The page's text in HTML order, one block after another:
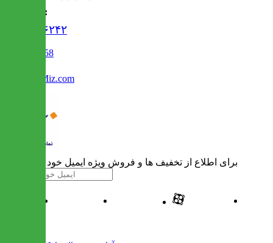
تماس با ما :
۰۲۱۹۱۳۰۶۲۴۲
02122509458
Info@IranMiz.com
برای اطلاع از تخفیف ها و فروش ویژه ایمیل خود را وارد کنید